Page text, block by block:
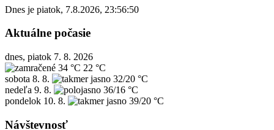
Dnes je piatok, 7.8.2026, 23:56:50
Aktuálne počasie
dnes, piatok 7. 8. 2026
34 °C 22 °C
sobota 8. 8.
32/20 °C
nedeľa 9. 8.
36/16 °C
pondelok 10. 8. 39/20 °C
Návštevnosť